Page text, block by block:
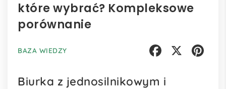
które wybrać? Kompleksowe
porównanie
BAZA WIEDZY
Biurka z jednosilnikowym i